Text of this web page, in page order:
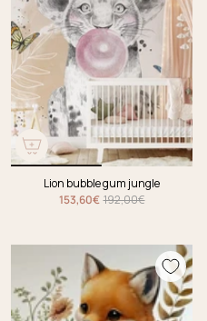
Lion bubble gum jungle
153,60€ 192,00€